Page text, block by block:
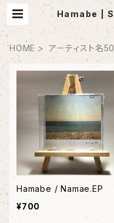
Hamabe |
レ
HOME アーティスト名
Hamabe / Namae.EP
¥700